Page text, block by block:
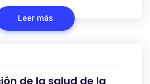
Leer más
de la salud de la